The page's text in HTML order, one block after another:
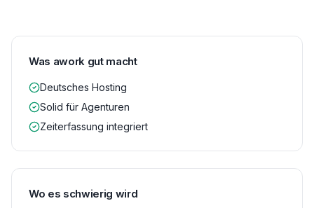
Was awork gut macht
Deutsches Hosting
Solid für Agenturen
Zeiterfassung integriert
Wo es schwierig wird